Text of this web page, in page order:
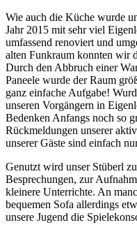
Wie auch die Küche wurde
Jahr 2015 mit sehr viel
umfassend renoviert und
alten Funkraum konnten wir
Durch den Abbruch einer
Paneele wurde der Raum
ganz einfache Aufgabe!
unseren Vorgängern in
Bedenken Anfangs noch so
Rückmeldungen unserer
unserer Gäste sind einfach
Genutzt wird unser Stüberl
Besprechungen, zur
kleinere Unterrichte. An
bequemen Sofa allerdings
unsere Jugend die